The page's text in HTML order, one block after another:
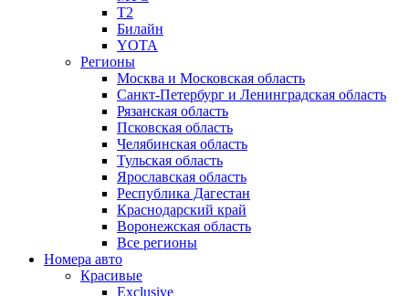
Т2
Билайн
YOTA
Регионы
Москва и Московская область
Санкт-Петербург и Ленинградская область
Рязанская область
Псковская область
Челябинская область
Тульская область
Ярославская область
Республика Дагестан
Краснодарский край
Воронежская область
Все регионы
Номера авто
Красивые
Exclusive